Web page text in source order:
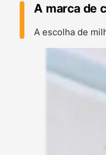
A marca de
A escolha de